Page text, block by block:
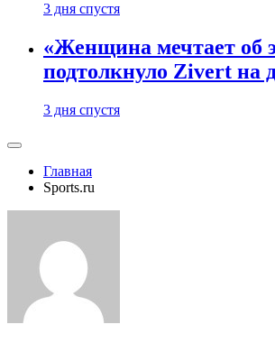
3 дня спустя
«Женщина мечтает об
подтолкнуло Zivert на
3 дня спустя
Главная
Sports.ru